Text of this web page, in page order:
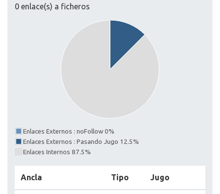
0 enlace(s) a ficheros
Enlaces Externos : noFollow 0%
Enlaces Externos : Pasando Jugo 12.5%
Enlaces Internos 87.5%
Ancla Tipo Jugo